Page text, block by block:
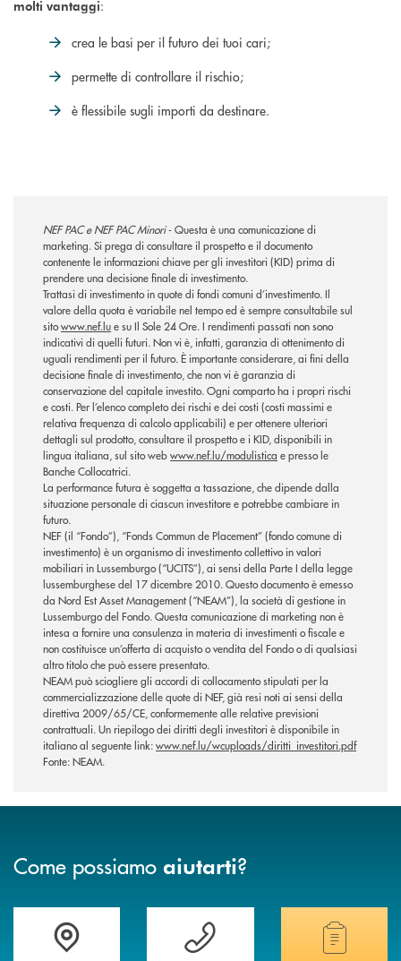
molti vantaggi:
crea le basi per il futuro dei tuoi cari;
permette di controllare il rischio;
è flessibile sugli importi da destinare.
NEF PAC e NEF PAC Minori-Questa è una comunicazione di
marketing. Si prega di consultare il prospetto e il documento
contenente le informazioni chiave per gli investitori (KID) prima di
prendere una decisione finale di investimento.
Trattasi di investimento in quote di fondi comuni d’investimento. Il
valore della quota è variabile nel tempo ed è sempre consultabile sul
sitowww.nef.lue su Il Sole 24 Ore. I rendimenti passati non sono
indicativi di quelli futuri. Non vi è, infatti, garanzia di ottenimento di
uguali rendimenti per il futuro. È importante considerare, ai fini della
decisione finale di investimento, che non vi è garanzia di
conservazione del capitale investito. Ogni comparto ha i propri rischi
e costi. Per l’elenco completo dei rischi e dei costi (costi massimi e
relativa frequenza di calcolo applicabili) e per ottenere ulteriori
dettagli sul prodotto, consultare il prospetto e i KID, disponibili in
lingua italiana, sul sito webwww.nef.lu/modulistica e presso le
Banche Collocatrici.
La performance futura è soggetta a tassazione, che dipende dalla
situazione personale di ciascun investitore e potrebbe cambiare in
futuro.
NEF (il “Fondo”), “Fonds Commun de Placement” (fondo comune di
investimento) è un organismo di investimento collettivo in valori
mobiliari in Lussemburgo (“UCITS”), ai sensi della Parte I della legge
lussemburghese del 17 dicembre 2010. Questo documento è emesso
da Nord Est Asset Management (“NEAM”), la società di gestione in
Lussemburgo del Fondo. Questa comunicazione di marketing non è
intesa a fornire una consulenza in materia di investimenti o fiscale e
non costituisce un’offerta di acquisto o vendita del Fondo o di qualsiasi
altro titolo che può essere presentato.
NEAM può sciogliere gli accordi di collocamento stipulati per la
commercializzazione delle quote di NEF, già resi noti ai sensi della
direttiva 2009/65/CE, conformemente alle relative previsioni
contrattuali. Un riepilogo dei diritti degli investitori è disponibile in
italiano al seguente link:www.nef.lu/wcuploads/diritti_investitori.pdf
Fonte: NEAM.
Come possiamo aiutarti?
Accedi all' elenco completo delle filiali della banca.
Hai bisogno di assistenza immediata?
Hai bisogno di